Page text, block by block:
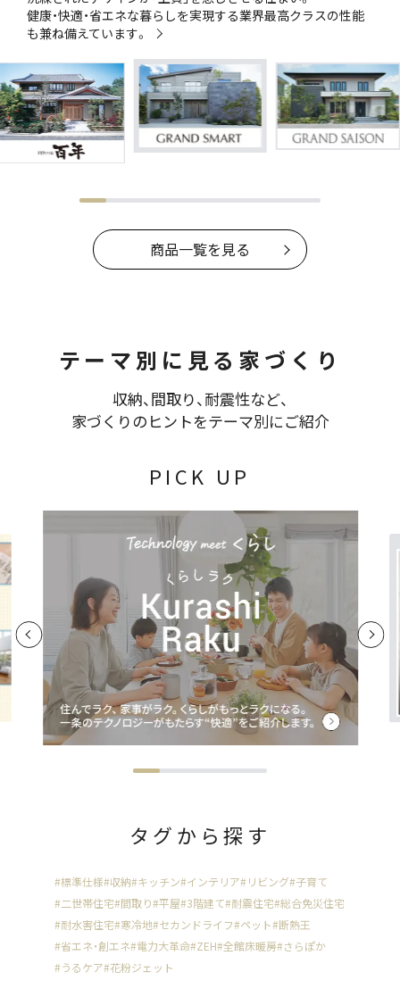
健康・快適・省エネな暮らしを実現する業界最高クラスの性能
も兼ね備えています。
商品一覧を見る
テーマ別に見る家づくり
収納、間取り、耐震性など、
家づくりのヒントをテーマ別にご紹介
PICK UP
タグから探す
#標準仕様#収納#キッチン#インテリア#リビング#子育て
#二世帯住宅#間取り#平屋#3階建て#耐震住宅#総合免災住宅
#耐水害住宅#寒冷地#セカンドライフ#ペット#断熱王
#省エネ・創エネ#電力大革命#ZEH#全館床暖房#さらぽか
#うるケア#花粉ジェット